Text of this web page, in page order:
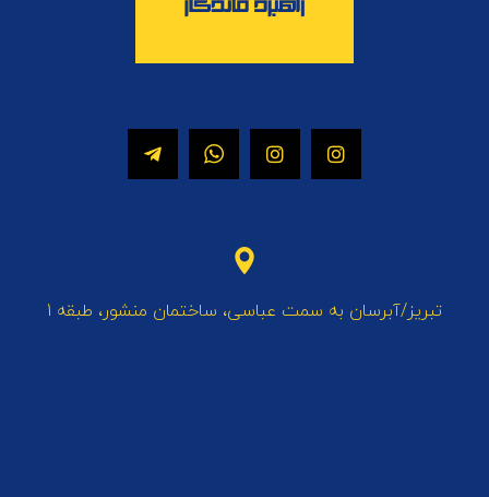
تبریز/آبرسان به سمت عباسی، ساختمان منشور، طبقه 1